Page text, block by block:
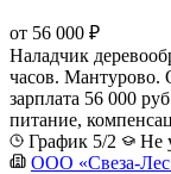
от 56 000 ₽
Наладчик
часов. Мантурово.
зарплата 56 000
питание,
График 5/2
Не
ООО «Свеза-